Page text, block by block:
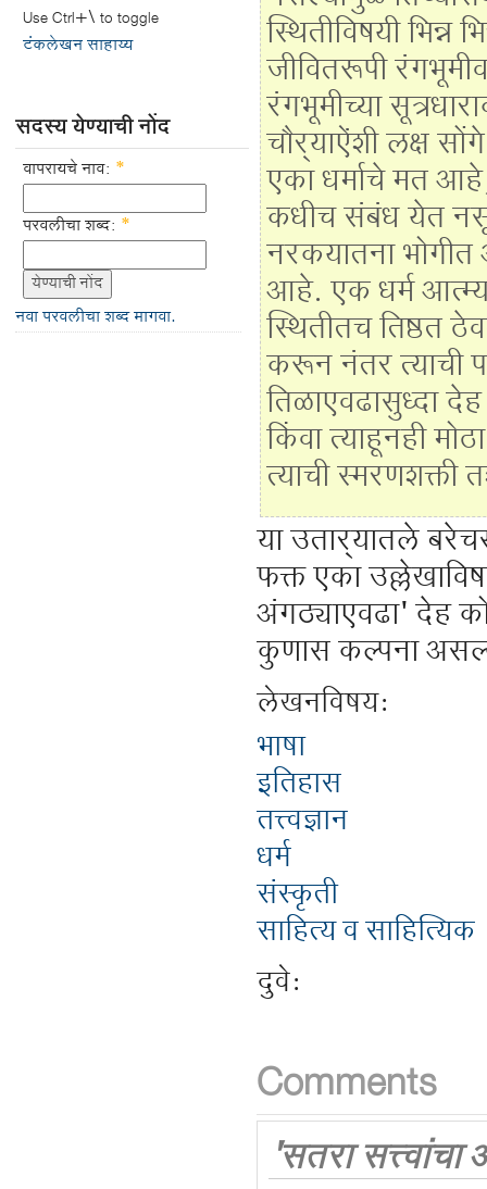
Use Ctrl+\ to toggle
टंकलेखन साहाय्य
सदस्य येण्याची नोंद
वापरायचे नाव: *
परवलीचा शब्द: *
नवा परवलीचा शब्द मागवा.
स्थितीविषयी भिन्न
जीवितरूपी
रंगभूमीच्या
चौर्‍याऐंशी लक्ष
एका धर्माचे मत
कधीच संबंध येत नसून
नरकयातना
आहे. एक धर्म
स्थितीतच तिष्ठत
करून नंतर त्याची
तिळाएवढासुध्दा
किंवा त्याहूनही
त्याची स्मरणशक्ती
या उतार्‍यातले
फक्त एका
अंगठ्याएवढा' देह
कुणास कल्पना
लेखनविषय:
भाषा
इतिहास
तत्त्वज्ञान
धर्म
संस्कृती
साहित्य व साहित्यिक
दुवे:
Comments
'सतरा